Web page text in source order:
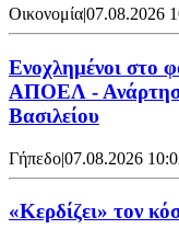
Οικονομία|07.08.2026
Ενοχλημένοι στο
ΑΠΟΕΛ -
Βασιλείου
Γήπεδο|07.08.2026
«Κερδίζει» τον